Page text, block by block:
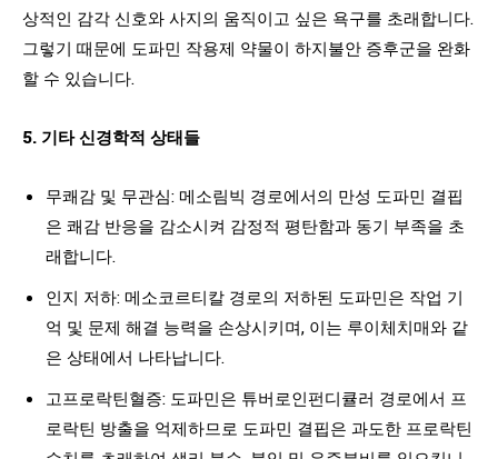
상적인 감각 신호와 사지의 움직이고 싶은 욕구를 초래합니다.
그렇기 때문에 도파민 작용제 약물이 하지불안 증후군을 완화
할 수 있습니다.
5. 기타신경학적 상태들
무쾌감 및 무관심: 메소림빅 경로에서의 만성 도파민 결핍
은 쾌감 반응을 감소시켜 감정적 평탄함과 동기 부족을 초
래합니다.
인지 저하: 메소코르티칼 경로의 저하된 도파민은 작업 기
억 및 문제 해결 능력을 손상시키며, 이는 루이체치매와 같
은 상태에서 나타납니다.
고프로락틴혈증: 도파민은 튜버로인펀디큘러 경로에서 프
로락틴 방출을 억제하므로 도파민 결핍은 과도한 프로락틴